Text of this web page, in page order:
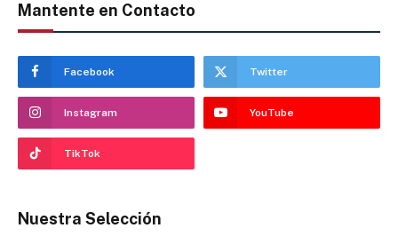
Mantente en Contacto
Facebook Twitter
Instagram YouTube
TikTok
Nuestra Selección